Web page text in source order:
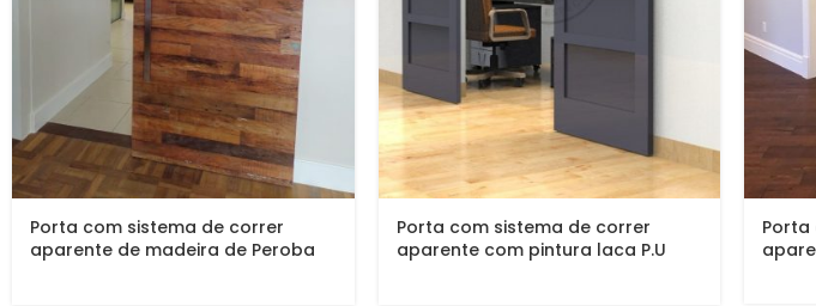
Porta com sistema de correr
aparente de madeira de Peroba
Porta com sistema de correr
aparente com pintura laca P.U
Porta